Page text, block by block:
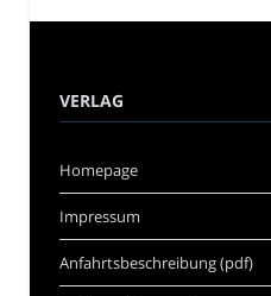
VERLAG
Homepage
Impressum
Anfahrtsbeschreibung (pdf)